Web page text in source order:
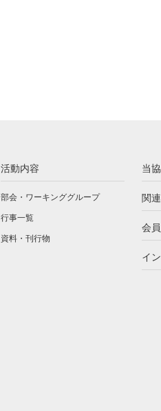
活動内容
部会・ワーキンググループ
行事一覧
資料・刊行物
当
関
会
イ